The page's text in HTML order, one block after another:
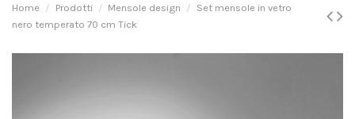
Home Prodotti Mensole design
Set mensole in vetro
nero temperato 70 cm Tick